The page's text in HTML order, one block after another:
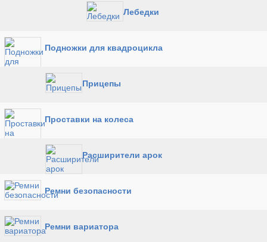
Лебедки
Подножки для квадроцикла
Прицепы
Проставки на колеса
Расширители арок
Ремни безопасности
Ремни вариатора